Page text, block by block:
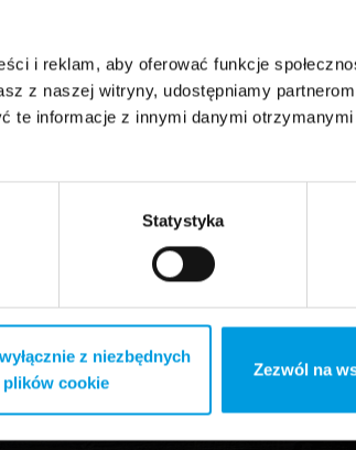
i reklam, aby oferować funkcje
z naszej witryny, udostępniamy
te informacje z innymi danymi
Statystyka
z niezbędnych
plików cookie
Zezwól na